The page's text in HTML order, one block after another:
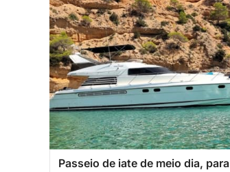
Passeio de iate de meio dia, para